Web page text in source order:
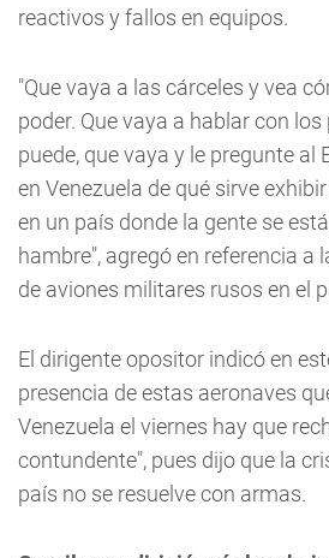
reactivos y fallos en equipos.
"Que vaya a las cárceles y vea
poder. Que vaya a hablar con los
puede, que vaya y le pregunte al
en Venezuela de qué sirve
en un país donde la gente se
hambre", agregó en referencia a
de aviones militares rusos en el
El dirigente opositor indicó en
presencia de estas aeronaves
Venezuela el viernes hay que
contundente", pues dijo que la
país no se resuelve con armas.